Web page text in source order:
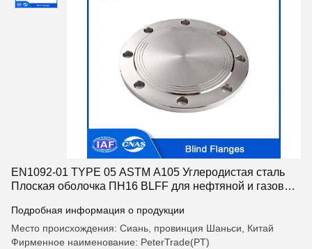
EN1092-01 TYPE 05 ASTM A105 Углеродистая сталь
Плоская оболочка ПН16 BLFF для нефтяной и газовой
Подробная информация о продукции
Место происхождения: Сиань, провинция Шаньси, Китай
Фирменное наименование: PeterTrade(PT)